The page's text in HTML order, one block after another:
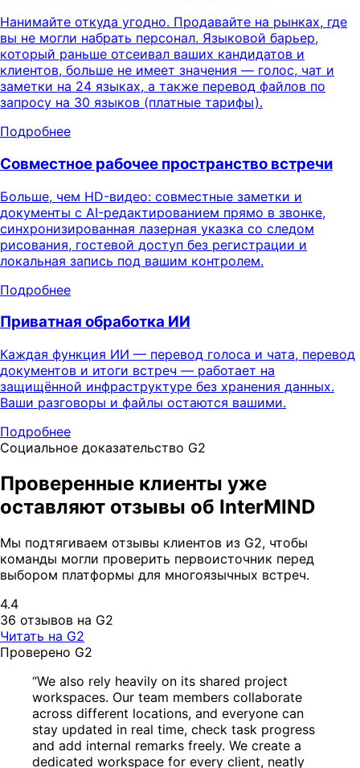
Нанимайте откуда угодно. Продавайте на рынках, где
вы не могли набрать персонал. Языковой барьер,
который раньше отсеивал ваших кандидатов и
клиентов, больше не имеет значения — голос, чат и
заметки на 24 языках, а также перевод файлов по
запросу на 30 языков (платные тарифы).
Подробнее
Совместное рабочее пространство встречи
Больше, чем HD-видео: совместные заметки и
документы с AI-редактированием прямо в звонке,
синхронизированная лазерная указка со следом
рисования, гостевой доступ без регистрации и
локальная запись под вашим контролем.
Подробнее
Приватная обработка ИИ
Каждая функция ИИ — перевод голоса и чата, перевод
документов и итоги встреч — работает на
защищённой инфраструктуре без хранения данных.
Ваши разговоры и файлы остаются вашими.
Подробнее
Социальное доказательство G2
Проверенные клиенты уже
оставляют отзывы об InterMIND
Мы подтягиваем отзывы клиентов из G2, чтобы
команды могли проверить первоисточник перед
выбором платформы для многоязычных встреч.
4.4
36 отзывов на G2
Читать на G2
Проверено G2
“We also rely heavily on its shared project
workspaces. Our team members collaborate
across different locations, and everyone can
stay updated in real time, check task progress
and add internal remarks freely. We create a
dedicated workspace for every client, neatly